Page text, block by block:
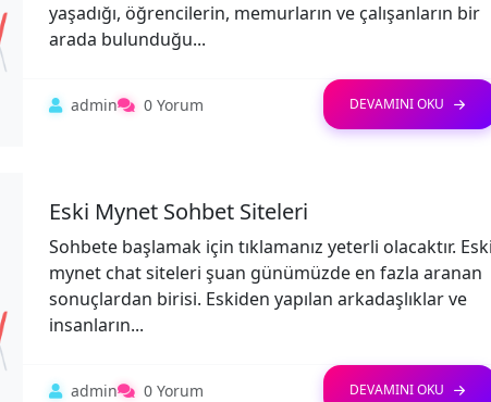
yaşadığı, öğrencilerin, memurların ve çalışanların bir
arada bulunduğu...
admin 0 Yorum DEVAMINI OKU
Eski Mynet Sohbet Siteleri
Sohbete başlamak için tıklamanız yeterli olacaktır. Eski
mynet chat siteleri şuan günümüzde en fazla aranan
sonuçlardan birisi. Eskiden yapılan arkadaşlıklar ve
insanların...
admin 0 Yorum DEVAMINI OKU